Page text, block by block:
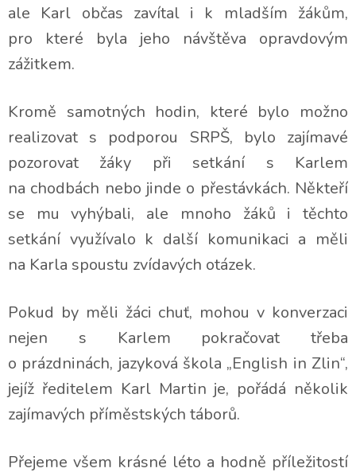
ale Karl občas zavítal i k mladším žákům,
pro které byla jeho návštěva opravdovým
zážitkem.
Kromě samotných hodin, které bylo možno
realizovat s podporou SRPŠ, bylo zajímavé
pozorovat žáky při setkání s Karlem
na chodbách nebo jinde o přestávkách. Někteří
se mu vyhýbali, ale mnoho žáků i těchto
setkání využívalo k další komunikaci a měli
na Karla spoustu zvídavých otázek.
Pokud by měli žáci chuť, mohou v konverzaci
nejen s Karlem pokračovat třeba
o prázdninách, jazyková škola „English in Zlin“,
jejíž ředitelem Karl Martin je, pořádá několik
zajímavých příměstských táborů.
Přejeme všem krásné léto a hodně příležitostí